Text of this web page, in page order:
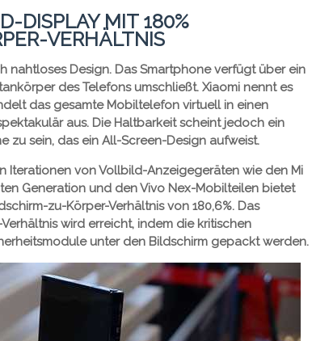
DISPLAY MIT 180%
VERHÄLTNIS
nahtloses Design. Das Smartphone verfügt über ein
des Telefons umschließt. Xiaomi nennt es
das gesamte Mobiltelefon virtuell in einen
aus. Die Haltbarkeit scheint jedoch ein
zu sein, das ein All-Screen-Design aufweist.
Iterationen von Vollbild-Anzeigegeräten wie den Mi
Generation und den Vivo Nex-Mobilteilen bietet
zu-Körper-Verhältnis von 180,6%. Das
wird erreicht, indem die kritischen
unter den Bildschirm gepackt werden.